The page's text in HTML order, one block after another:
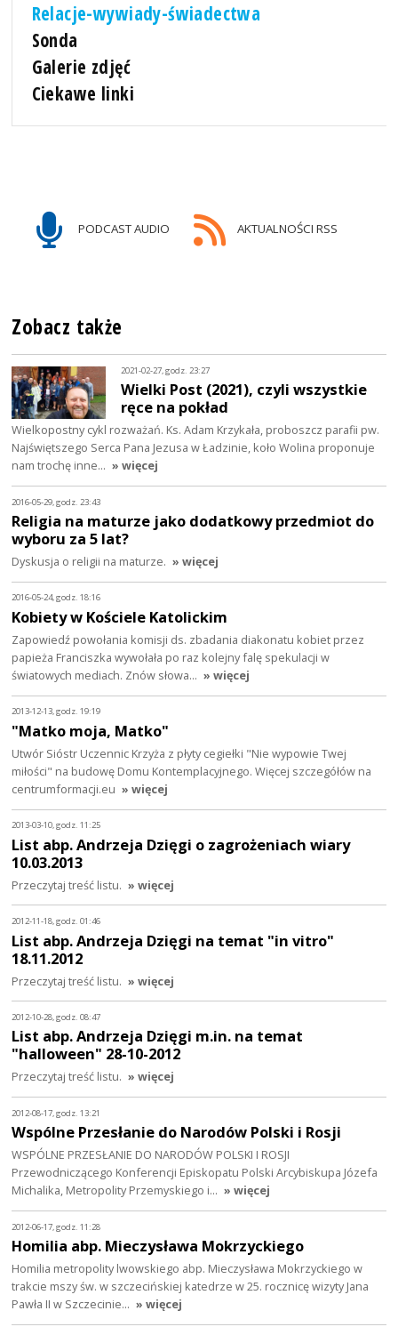
Relacje-wywiady-świadectwa
Sonda
Galerie zdjęć
Ciekawe linki
PODCAST AUDIO AKTUALNOŚCI RSS
Zobacz także
2021-02-27, godz. 23:27
Wielki Post (2021), czyli wszystkie
ręce na pokład
Wielkopostny cykl rozważań. Ks. Adam Krzykała, proboszcz parafii pw.
Najświętszego Serca Pana Jezusa w Ładzinie, koło Wolina proponuje
nam trochę inne… » więcej
2016-05-29, godz. 23:43
Religia na maturze jako dodatkowy przedmiot do
wyboru za 5 lat?
Dyskusja o religii na maturze. » więcej
2016-05-24, godz. 18:16
Kobiety w Kościele Katolickim
Zapowiedź powołania komisji ds. zbadania diakonatu kobiet przez
papieża Franciszka wywołała po raz kolejny falę spekulacji w
światowych mediach. Znów słowa… » więcej
2013-12-13, godz. 19:19
"Matko moja, Matko"
Utwór Sióstr Uczennic Krzyża z płyty cegiełki "Nie wypowie Twej
miłości" na budowę Domu Kontemplacyjnego. Więcej szczegółów na
centrumformacji.eu » więcej
2013-03-10, godz. 11:25
List abp. Andrzeja Dzięgi o zagrożeniach wiary
10.03.2013
Przeczytaj treść listu. » więcej
2012-11-18, godz. 01:46
List abp. Andrzeja Dzięgi na temat "in vitro"
18.11.2012
Przeczytaj treść listu. » więcej
2012-10-28, godz. 08:47
List abp. Andrzeja Dzięgi m.in. na temat
"halloween" 28-10-2012
Przeczytaj treść listu. » więcej
2012-08-17, godz. 13:21
Wspólne Przesłanie do Narodów Polski i Rosji
WSPÓLNE PRZESŁANIE DO NARODÓW POLSKI I ROSJI
Przewodniczącego Konferencji Episkopatu Polski Arcybiskupa Józefa
Michalika, Metropolity Przemyskiego i… » więcej
2012-06-17, godz. 11:28
Homilia abp. Mieczysława Mokrzyckiego
Homilia metropolity lwowskiego abp. Mieczysława Mokrzyckiego w
trakcie mszy św. w szczecińskiej katedrze w 25. rocznicę wizyty Jana
Pawła II w Szczecinie… » więcej